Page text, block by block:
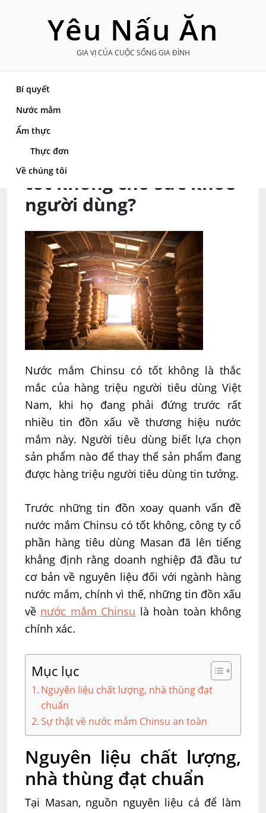
Yêu Nấu Ăn
GIA VỊ CỦA CUỘC SỐNG GIA ĐÌNH
Bí quyết
Nước mắm
Ẩm thực
Thực đơn
Về chúng tôi
tốt không cho sức khỏe người dùng?
Nước mắm Chinsu có
tốt không cho sức khỏe
người dùng?
Nước mắm Chinsu có tốt không là thắc
mắc của hàng triệu người tiêu dùng Việt
Nam, khi họ đang phải đứng trước rất
nhiều tin đồn xấu về thương hiệu nước
mắm này. Người tiêu dùng biết lựa chọn
sản phẩm nào để thay thế sản phẩm đang
được hàng triệu người tiêu dùng tin tưởng.
Trước những tin đồn xoay quanh vấn đề
nước mắm Chinsu có tốt không, công ty cổ
phần hàng tiêu dùng Masan đã lên tiếng
khẳng định rằng doanh nghiệp đã đầu tư
cơ bản về nguyên liệu đối với ngành hàng
nước mắm, chính vì thế, những tin đồn xấu
về nước mắm Chinsu là hoàn toàn không
chính xác.
Mục lục
Nguyên liệu chất lượng, nhà thùng đạt
chuẩn
Sự thật về nước mắm Chinsu an toàn
Nguyên liệu chất lượng,
nhà thùng đạt chuẩn
Tại Masan, nguồn nguyên liệu cá để làm